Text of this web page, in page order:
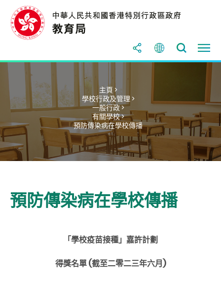
主頁 >
學校行政及管理 >
一般行政 >
有關學校 >
預防傳染病在學校傳播
預防傳染病在學校傳播
「學校疫苗接種」嘉許計劃
得獎名單 (截至二零二三年六月)